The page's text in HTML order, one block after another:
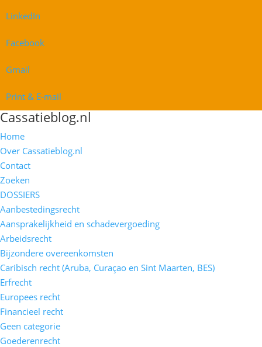
LinkedIn
Facebook
Gmail
Print & E-mail
Cassatieblog.nl
Home
Over Cassatieblog.nl
Contact
Zoeken
DOSSIERS
Aanbestedingsrecht
Aansprakelijkheid en schadevergoeding
Arbeidsrecht
Bijzondere overeenkomsten
Caribisch recht (Aruba, Curaçao en Sint Maarten, BES)
Erfrecht
Europees recht
Financieel recht
Geen categorie
Goederenrecht